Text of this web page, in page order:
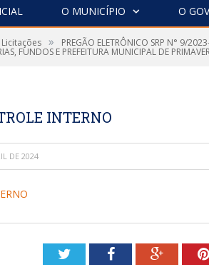
O MUNICÍPIO O
Licitações » PREGÃO ELETRÔNICO SRP N° 9/
FUNDOS E PREFEITURA MUNICIPAL DE
INTERNO
DE 2024
TwitterFacebookGoogle+